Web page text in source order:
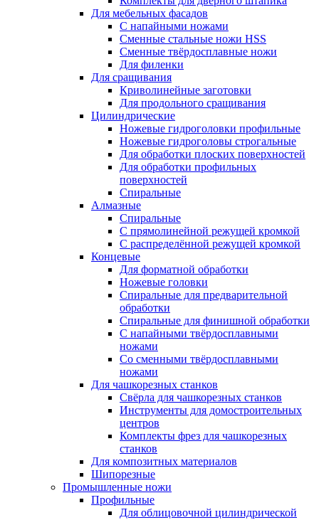
Для мебельных фасадов
С напайными ножами
Сменные стальные ножи HSS
Сменные твёрдосплавные ножи
Для филенки
Для сращивания
Криволинейные заготовки
Для продольного сращивания
Цилиндрические
Ножевые гидроголовки профильные
Ножевые гидроголовы строгальные
Для обработки плоских поверхностей
Для обработки профильных
поверхностей
Спиральные
Алмазные
Спиральные
С прямолинейной режущей кромкой
С распределённой режущей кромкой
Концевые
Для форматной обработки
Ножевые головки
Спиральные для предварительной
обработки
Спиральные для финишной обработки
С напайными твёрдосплавными
ножами
Со сменными твёрдосплавными
ножами
Для чашкорезных станков
Свёрла для чашкорезных станков
Инструменты для домостроительных
центров
Комплекты фрез для чашкорезных
станков
Для композитных материалов
Шипорезные
Промышленные ножи
Профильные
Для облицовочной цилиндрической